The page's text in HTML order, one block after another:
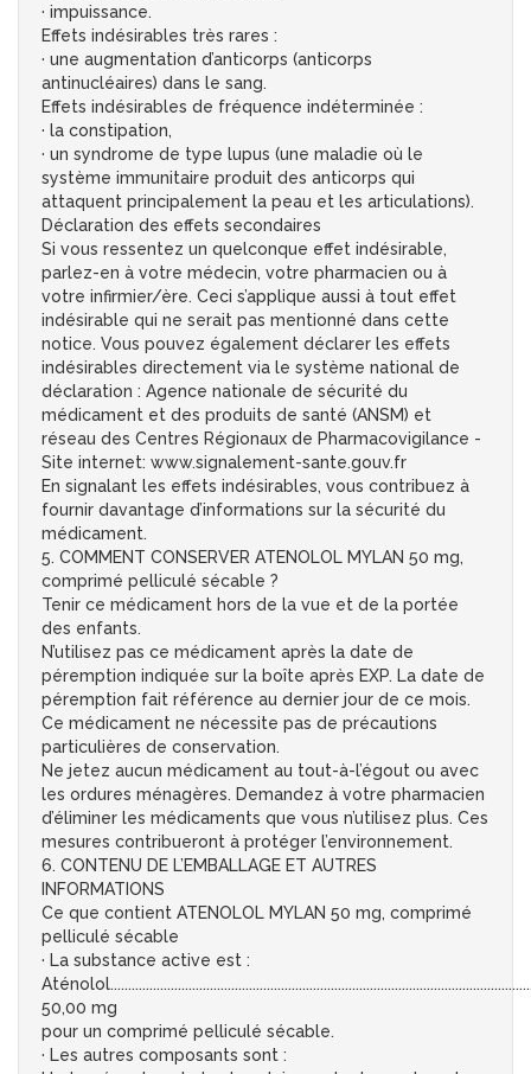
· impuissance.
Effets indésirables très rares :
· une augmentation d’anticorps (anticorps
antinucléaires) dans le sang.
Effets indésirables de fréquence indéterminée :
· la constipation,
· un syndrome de type lupus (une maladie où le
système immunitaire produit des anticorps qui
attaquent principalement la peau et les articulations).
Déclaration des effets secondaires
Si vous ressentez un quelconque effet indésirable,
parlez-en à votre médecin, votre pharmacien ou à
votre infirmier/ère. Ceci s’applique aussi à tout effet
indésirable qui ne serait pas mentionné dans cette
notice. Vous pouvez également déclarer les effets
indésirables directement via le système national de
déclaration : Agence nationale de sécurité du
médicament et des produits de santé (ANSM) et
réseau des Centres Régionaux de Pharmacovigilance -
Site internet: www.signalement-sante.gouv.fr
En signalant les effets indésirables, vous contribuez à
fournir davantage d’informations sur la sécurité du
médicament.
5. COMMENT CONSERVER ATENOLOL MYLAN 50 mg,
comprimé pelliculé sécable ?
Tenir ce médicament hors de la vue et de la portée
des enfants.
N’utilisez pas ce médicament après la date de
péremption indiquée sur la boîte après EXP. La date de
péremption fait référence au dernier jour de ce mois.
Ce médicament ne nécessite pas de précautions
particulières de conservation.
Ne jetez aucun médicament au tout-à-l’égout ou avec
les ordures ménagères. Demandez à votre pharmacien
d’éliminer les médicaments que vous n’utilisez plus. Ces
mesures contribueront à protéger l’environnement.
6. CONTENU DE L’EMBALLAGE ET AUTRES
INFORMATIONS
Ce que contient ATENOLOL MYLAN 50 mg, comprimé
pelliculé sécable
· La substance active est :
50,00 mg
pour un comprimé pelliculé sécable.
· Les autres composants sont :